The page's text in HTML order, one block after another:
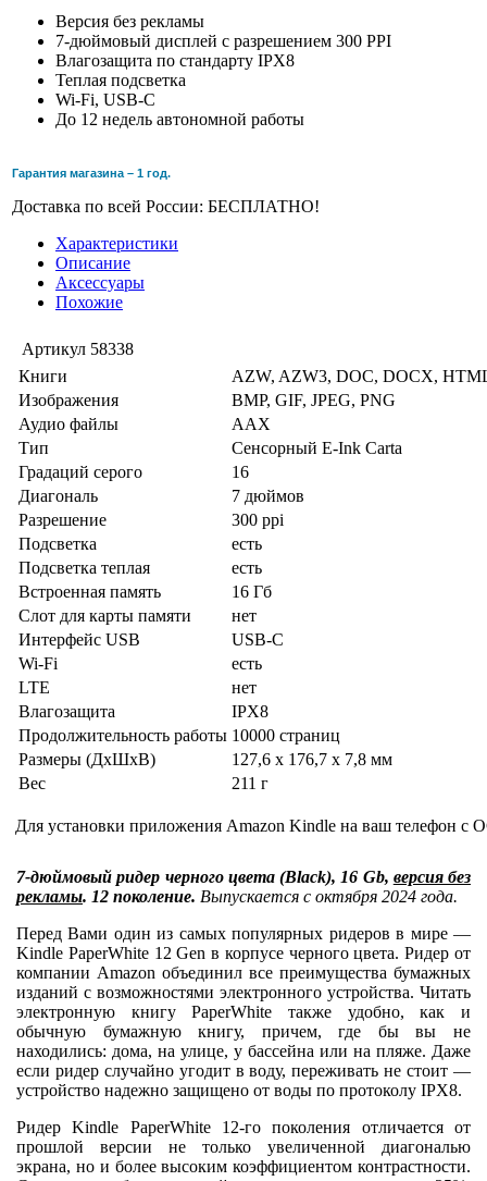
Версия без рекламы
7-дюймовый дисплей с разрешением 300 PPI
Влагозащита по стандарту IPX8
Теплая подсветка
Wi-Fi, USB-C
До 12 недель автономной работы
Гарантия магазина – 1 год.
Доставка по всей России: БЕСПЛАТНО!
Характеристики
Описание
Аксессуары
Похожие
Артикул 58338
Книги
AZW, AZW3, DOC, DOCX,
Изображения
BMP, GIF, JPEG, PNG
Аудио файлы
AAX
Тип
Сенсорный E-Ink Carta
Градаций серого
16
Диагональ
7 дюймов
Разрешение
300 ppi
Подсветка
есть
Подсветка теплая
есть
Встроенная память
16 Гб
Слот для карты памяти
нет
Интерфейс USB
USB-C
Wi-Fi
есть
LTE
нет
Влагозащита
IPX8
Продолжительность работы 10000 страниц
Размеры (ДхШхВ)
127,6 x 176,7 x 7,8 мм
Вес
211 г
Для установки приложения Amazon Kindle на ваш телефон с
7-дюймовый ридер черного цвета (Black), 16 Gb, версия без
рекламы. 12 поколение. Выпускается с октября 2024 года.
Перед Вами один из самых популярных ридеров в мире —
Kindle PaperWhite 12 Gen в корпусе черного цвета. Ридер от
компании Amazon объединил все преимущества бумажных
изданий с возможностями электронного устройства. Читать
электронную книгу PaperWhite также удобно, как и
обычную бумажную книгу, причем, где бы вы не
находились: дома, на улице, у бассейна или на пляже. Даже
если ридер случайно угодит в воду, переживать не стоит —
устройство надежно защищено от воды по протоколу IPХ8.
Ридер Kindle PaperWhite 12-го поколения отличается от
прошлой версии не только увеличенной диагональю
экрана, но и более высоким коэффициентом контрастности.